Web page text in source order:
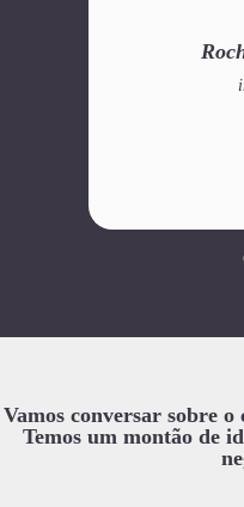
atenciosos com
Vamos conversar sobre o
Temos um montão de